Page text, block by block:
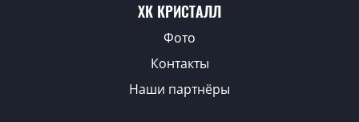
ХК КРИСТАЛЛ
Фото
Контакты
Наши партнёры